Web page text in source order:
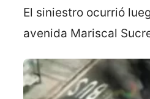
El siniestro ocurrió
avenida Mariscal